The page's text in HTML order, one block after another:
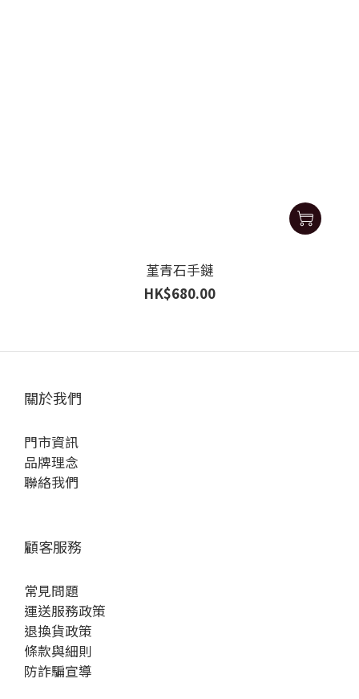
堇青石手鏈
HK$680.00
關於我們
門市資訊
品牌理念
聯絡我們
顧客服務
常見問題
運送服務政策
退換貨政策
條款與細則
防詐騙宣導